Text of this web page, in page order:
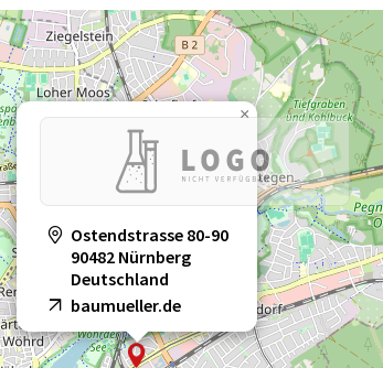
Ostendstrasse 80-90
90482 Nürnberg
Deutschland
baumueller.de
×